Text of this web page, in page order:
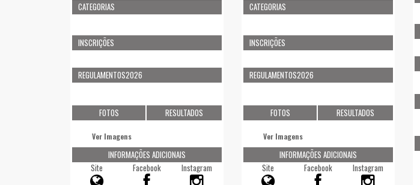
CATEGORIAS
INSCRIÇÕES
REGULAMENTOS2026
FOTOS
Ver Imagens
RESULTADOS
INFORMAÇÕES ADICIONAIS
Site
Facebook Instagram
CATEGORIAS
INSCRIÇÕES
REGULAMENTOS2026
FOTOS
Ver Imagens
RESULTADOS
INFORMAÇÕES ADICIONAIS
Site
Facebook Instagram